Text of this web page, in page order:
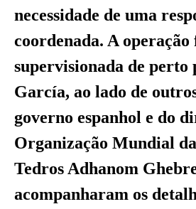
necessidade de uma
coordenada. A operação
supervisionada de perto
García, ao lado de
governo espanhol e do
Organização Mundial
Tedros Adhanom
acompanharam os